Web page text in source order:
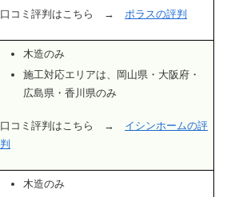
口コミ評判はこちら → ポラスの評判
木造のみ
施工対応エリアは、岡山県・大阪府・
広島県・香川県のみ
口コミ評判はこちら → イシンホームの評
判
木造のみ